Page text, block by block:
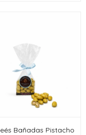
Bañadas Pistacho